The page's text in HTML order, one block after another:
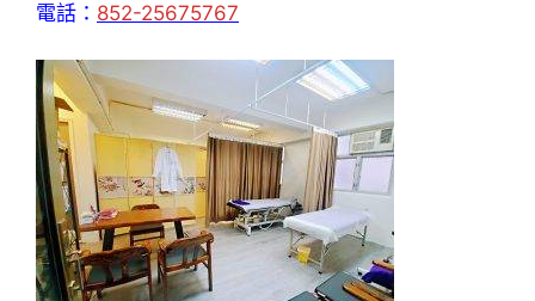
電話： 852-25675767